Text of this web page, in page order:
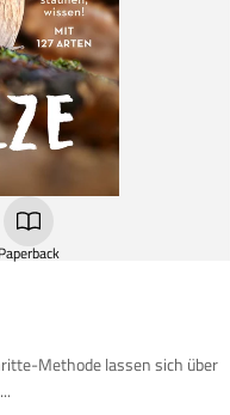
Paperback
Methode lassen sich über